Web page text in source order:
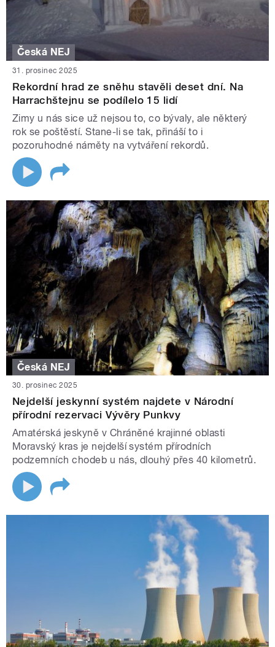
Česká NEJ
31. prosinec 2025
Rekordní hrad ze sněhu stavěli deset dní. Na
Harrachštejnu se podílelo 15 lidí
Zimy u nás sice už nejsou to, co bývaly, ale některý
rok se poštěstí. Stane-li se tak, přináší to i
pozoruhodné náměty na vytváření rekordů.
Česká NEJ
30. prosinec 2025
Nejdelší jeskynní systém najdete v Národní
přírodní rezervaci Vývěry Punkvy
Amatérská jeskyně v Chráněné krajinné oblasti
Moravský kras je nejdelší systém přírodních
podzemních chodeb u nás, dlouhý přes 40 kilometrů.